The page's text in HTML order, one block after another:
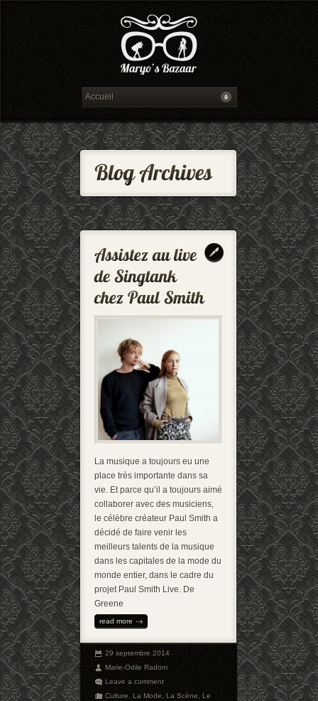
La musique a toujours eu une
place très importante dans sa
vie. Et parce qu’il a toujours aimé
collaborer avec des musiciens,
le célèbre créateur Paul Smith a
décidé de faire venir les
meilleurs talents de la musique
dans les capitales de la mode du
monde entier, dans le cadre du
projet Paul Smith Live. De
Greene
read more
29 septembre 2014
Marie-Odile Radom
Leave a comment
Culture,La Mode,La Scène,Le